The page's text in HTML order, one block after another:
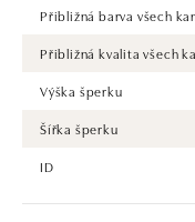
Přibližná barva všech
Přibližná kvalita všech
Výška šperku
Šířka šperku
ID